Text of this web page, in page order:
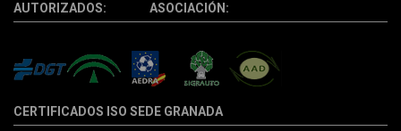
AUTORIZADOS: ASOCIACIÓN:
CERTIFICADOS ISO SEDE GRANADA